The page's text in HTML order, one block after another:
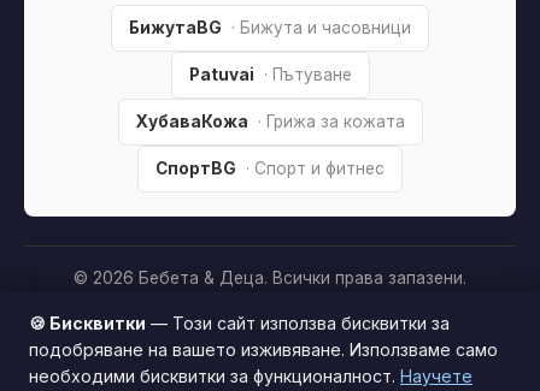
БижутаBG · Бижута и часовници
Patuvai · Пътуване
ХубаваКожа · Грижа за кожата
СпортBG · Спорт и фитнес
© 2026 Бебета & Деца. Всички права запазени.
Партньорско разкриване:
Този сайт е независим и
съдържа партньорски (affiliate) линкове. Когато купите
продукт през тях, може да получим малка комисиона от
Този сайт използва бисквитки за по-добро
🍪 Бисквитки — Този сайт използва бисквитки за
подобряване на вашето изживяване. Използваме само
необходими бисквитки за функционалност. Научете